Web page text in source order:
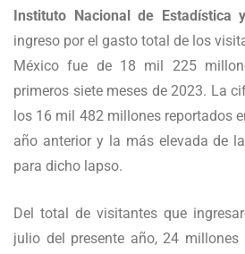
Instituto Nacional de Estadística
ingreso por el gasto total de los
México fue de 18 mil 225
primeros siete meses de 2023. La
los 16 mil 482 millones reportados
año anterior y la más elevada de
para dicho lapso.
Del total de visitantes que
julio del presente año, 24